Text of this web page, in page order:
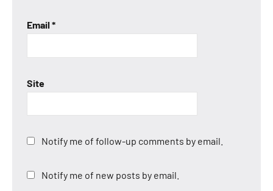
Email *
Site
Notify me of follow-up comments by email.
Notify me of new posts by email.